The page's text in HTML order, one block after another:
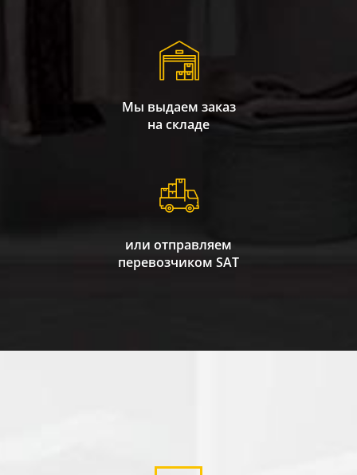
Мы выдаем заказ
на складе
или отправляем
перевозчиком SAT